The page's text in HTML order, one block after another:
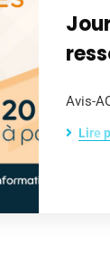
Avis-
Lire